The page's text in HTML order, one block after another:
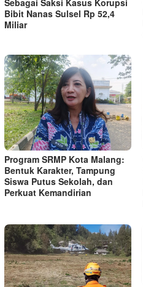
Sebagai Saksi Kasus Korupsi
Bibit Nanas Sulsel Rp 52,4
Miliar
Program SRMP Kota Malang:
Bentuk Karakter, Tampung
Siswa Putus Sekolah, dan
Perkuat Kemandirian